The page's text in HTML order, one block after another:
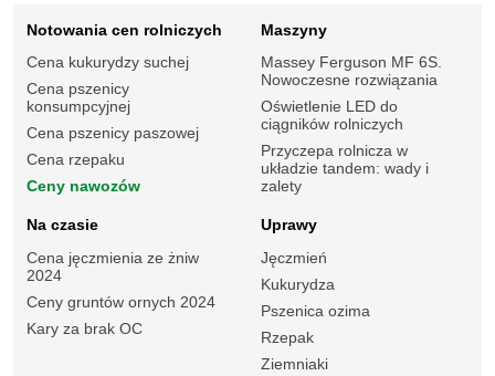
Notowania cen rolniczych
Cena kukurydzy suchej
Cena pszenicy
konsumpcyjnej
Cena pszenicy paszowej
Cena rzepaku
Ceny nawozów
Maszyny
Massey Ferguson MF 6S.
Nowoczesne rozwiązania
Oświetlenie LED do
ciągników rolniczych
Przyczepa rolnicza w
układzie tandem: wady i
zalety
Na czasie
Cena jęczmienia ze żniw
2024
Ceny gruntów ornych 2024
Kary za brak OC
Uprawy
Jęczmień
Kukurydza
Pszenica ozima
Rzepak
Ziemniaki